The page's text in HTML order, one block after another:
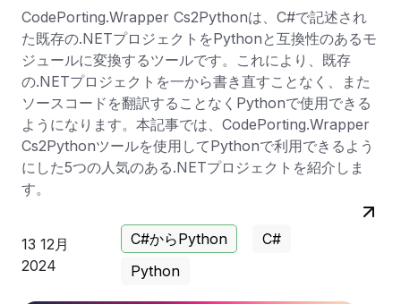
CodePorting.Wrapper Cs2Pythonは、C#で記述され
た既存の.NETプロジェクトをPythonと互換性のあるモ
ジュールに変換するツールです。これにより、既存
の.NETプロジェクトを一から書き直すことなく、また
ソースコードを翻訳することなくPythonで使用できる
ようになります。本記事では、CodePorting.Wrapper
Cs2Pythonツールを使用してPythonで利用できるよう
にした5つの人気のある.NETプロジェクトを紹介しま
す。
13 12月
2024
C#からPython
C#
Python